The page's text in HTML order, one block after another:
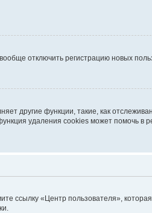
отключить регистрацию новых
другие функции, такие, как
удаления cookies может помочь в
ссылку «Центр пользователя»,